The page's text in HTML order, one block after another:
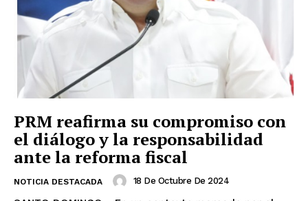
PRM reafirma su compromiso con
el diálogo y la responsabilidad
ante la reforma fiscal
NOTICIA DESTACADA 18 De Octubre De 2024